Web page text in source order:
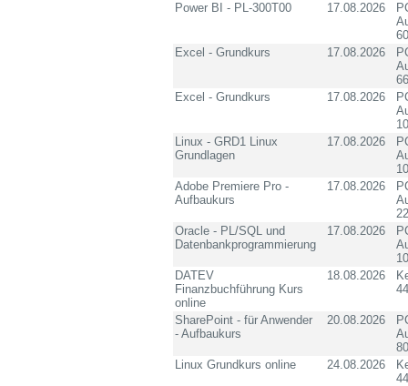
Power BI - PL-300T00
17.08.2026
Excel - Grundkurs
17.08.2026
Excel - Grundkurs
17.08.2026
Linux - GRD1 Linux
Grundlagen
17.08.2026
Adobe Premiere Pro -
Aufbaukurs
17.08.2026
Oracle - PL/SQL und
Datenbankprogrammierung
17.08.2026
DATEV
Finanzbuchführung Kurs
online
18.08.2026
SharePoint - für Anwender
- Aufbaukurs
20.08.2026
Linux Grundkurs online
24.08.2026